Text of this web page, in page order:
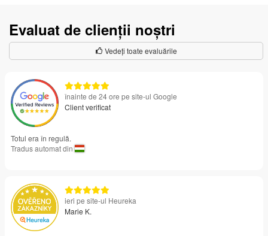
Evaluat de clienții noștri
Vedeți toate evaluările
înainte de 24 ore pe site-ul Google
Client verificat
Totul era în regulă.
Tradus automat din
ieri pe site-ul Heureka
Marie K.